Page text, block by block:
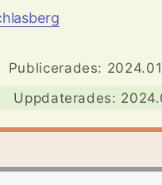
Publicerades:
Uppdaterades: